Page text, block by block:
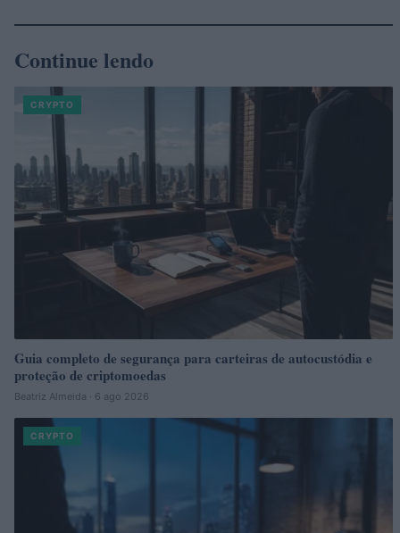
Continue lendo
CRYPTO
Guia completo de segurança para carteiras de autocustódia e
proteção de criptomoedas
Beatriz Almeida · 6 ago 2026
CRYPTO